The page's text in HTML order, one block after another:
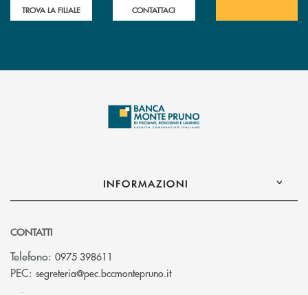
TROVA LA FILIALE CONTATTACI
INFORMAZIONI
CONTATTI
Telefono: 0975 398611
PEC: segreteria@pec.bccmontepruno.it(si apre l’app di posta